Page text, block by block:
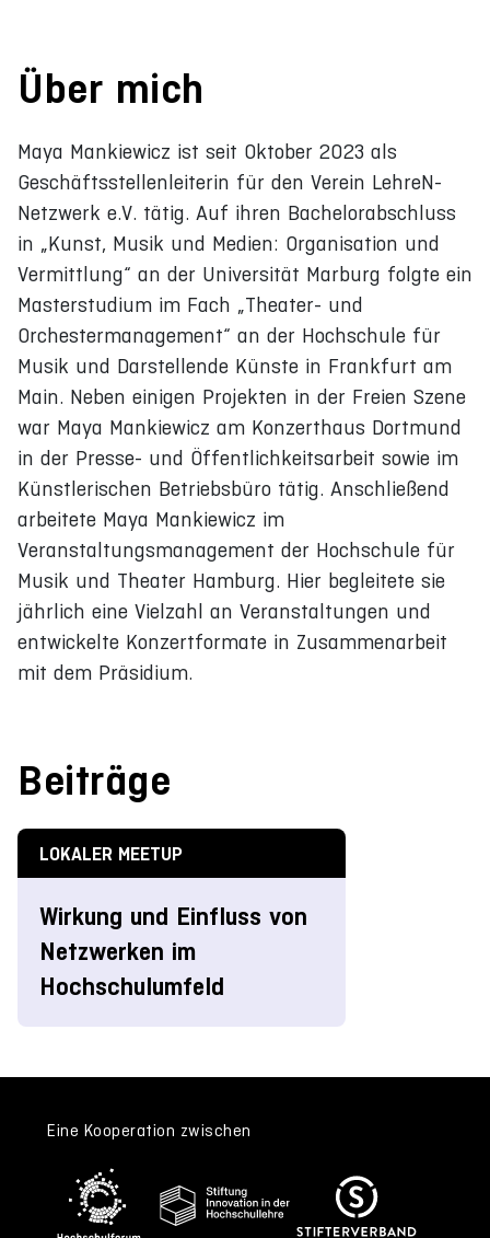
Über mich
Maya Mankiewicz ist seit Oktober 2023 als
Geschäftsstellenleiterin für den Verein LehreN-
Netzwerk e.V. tätig. Auf ihren Bachelorabschluss
in „Kunst, Musik und Medien: Organisation und
Vermittlung“ an der Universität Marburg folgte ein
Masterstudium im Fach „Theater- und
Orchestermanagement“ an der Hochschule für
Musik und Darstellende Künste in Frankfurt am
Main. Neben einigen Projekten in der Freien Szene
war Maya Mankiewicz am Konzerthaus Dortmund
in der Presse- und Öffentlichkeitsarbeit sowie im
Künstlerischen Betriebsbüro tätig. Anschließend
arbeitete Maya Mankiewicz im
Veranstaltungsmanagement der Hochschule für
Musik und Theater Hamburg. Hier begleitete sie
jährlich eine Vielzahl an Veranstaltungen und
entwickelte Konzertformate in Zusammenarbeit
mit dem Präsidium.
Beiträge
LOKALER MEETUP
Wirkung und Einfluss von
Netzwerken im
Hochschulumfeld
Eine Kooperation zwischen